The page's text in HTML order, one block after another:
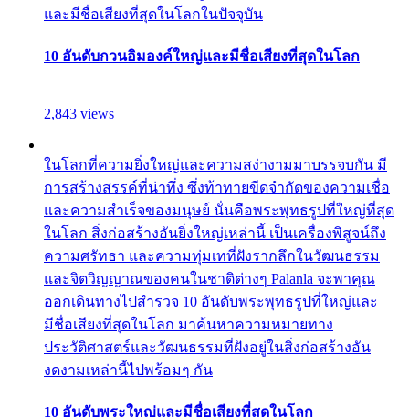
และมีชื่อเสียงที่สุดในโลกในปัจจุบัน
10 อันดับกวนอิมองค์ใหญ่และมีชื่อเสียงที่สุดในโลก
2,843 views
ในโลกที่ความยิ่งใหญ่และความสง่างามมาบรรจบกัน มี
การสร้างสรรค์ที่น่าทึ่ง ซึ่งท้าทายขีดจำกัดของความเชื่อ
และความสำเร็จของมนุษย์ นั่นคือพระพุทธรูปที่ใหญ่ที่สุด
ในโลก สิ่งก่อสร้างอันยิ่งใหญ่เหล่านี้ เป็นเครื่องพิสูจน์ถึง
ความศรัทธา และความทุ่มเทที่ฝังรากลึกในวัฒนธรรม
และจิตวิญญาณของคนในชาติต่างๆ Palanla จะพาคุณ
ออกเดินทางไปสำรวจ 10 อันดับพระพุทธรูปที่ใหญ่และ
มีชื่อเสียงที่สุดในโลก มาค้นหาความหมายทาง
ประวัติศาสตร์และวัฒนธรรมที่ฝังอยู่ในสิ่งก่อสร้างอัน
งดงามเหล่านี้ไปพร้อมๆ กัน
10 อันดับพระใหญ่และมีชื่อเสียงที่สุดในโลก